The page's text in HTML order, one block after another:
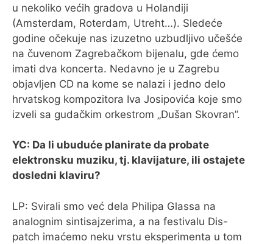
u nekoliko većih gradova u Holandiji
(Amsterdam, Roterdam, Utreht…). Sledeće
godine očekuje nas izuzetno uzbudljivo učešće
na čuvenom Zagrebačkom bijenalu, gde ćemo
imati dva koncerta. Nedavno je u Zagrebu
objavljen CD na kome se nalazi i jedno delo
hrvatskog kompozitora Iva Josipovića koje smo
izveli sa gudačkim orkestrom „Dušan Skovran”.
YC: Da li ubuduće planirate da probate
elektronsku muziku, tj. klavijature, ili ostajete
dosledni klaviru?
LP: Svirali smo već dela Philipa Glassa na
analognim sintisajzerima, a na festivalu Dis-
patch imaćemo neku vrstu eksperimenta u tom